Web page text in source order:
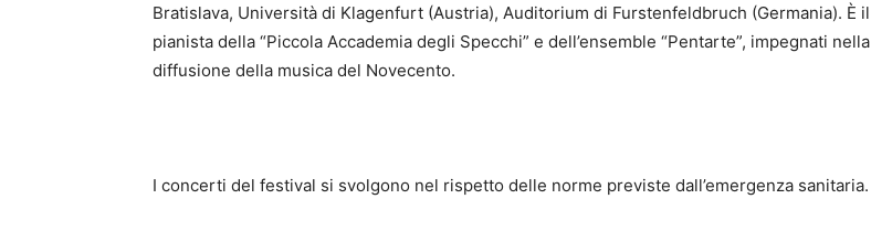
Bratislava, Università di Klagenfurt (Austria), Auditorium di Furstenfeldbruch (Germania). È il
pianista della “Piccola Accademia degli Specchi” e dell’ensemble “Pentarte”, impegnati nella
diffusione della musica del Novecento.
I concerti del festival si svolgono nel rispetto delle norme previste dall’emergenza sanitaria.